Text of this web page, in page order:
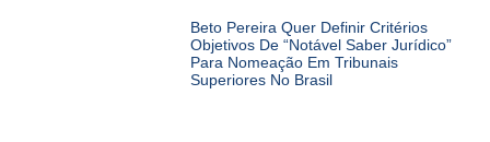
Beto Pereira Quer Definir Critérios
Objetivos De “notável Saber Jurídico”
Para Nomeação Em Tribunais
Superiores No Brasil